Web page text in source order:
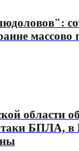
массово
области
БПЛА, в